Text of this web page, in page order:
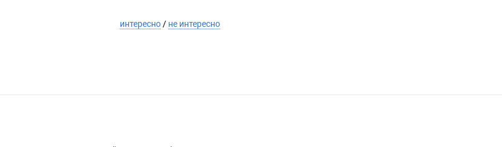
интересно/ не интересно